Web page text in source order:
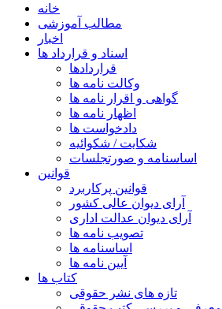
خانه
مطالب آموزشی
اخبار
اسناد و قرارداد ها
قراردادها
وکالت نامه ها
گواهی و اقرار نامه ها
اظهار نامه ها
دادخواست ها
شکایت / شکوائیه
اساسنامه و صورتجلسات
قوانین
قوانین پرکاربرد
آرای دیوان عالی کشور
آرای دیوان عدالت اداری
تصویب نامه ها
اساسنامه ها
آیین نامه ها
کتاب ها
تازه های نشر حقوقی